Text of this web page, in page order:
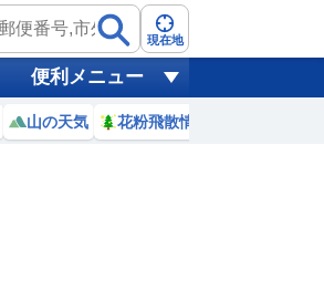
現在地
便利メニュー
山の天気 花粉飛散情報